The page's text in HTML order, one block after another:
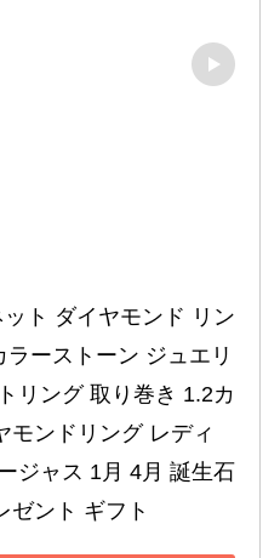
ト ダイヤモンド リン
ーストーン ジュエリ
リング 取り巻き 1.2カ
モンドリング レディ
ジャス 1月 4月 誕生石
ゼント ギフト